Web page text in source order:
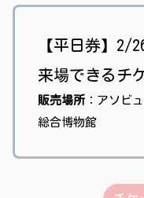
【平日券】2/
来場できるチ
販売場所：アソビ
総合博物館